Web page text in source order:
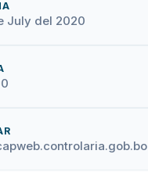
July del 2020